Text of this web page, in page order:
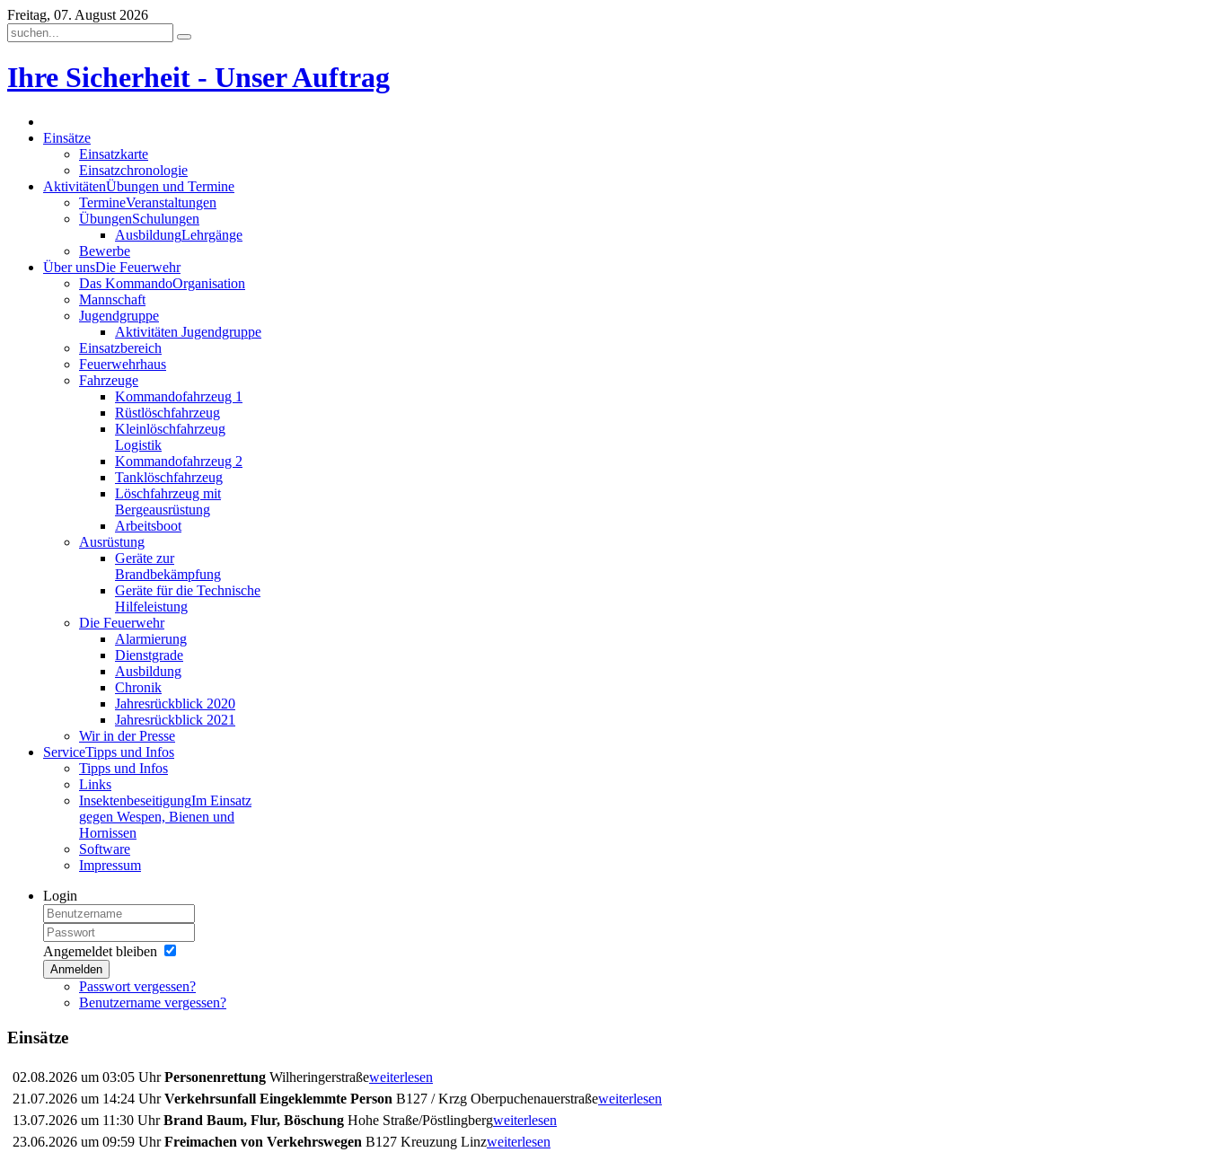
Freitag, 07. August 2026
Ihre Sicherheit - Unser Auftrag
Einsätze
Einsatzkarte
Einsatzchronologie
AktivitätenÜbungen und Termine
TermineVeranstaltungen
ÜbungenSchulungen
AusbildungLehrgänge
Bewerbe
Über unsDie Feuerwehr
Das KommandoOrganisation
Mannschaft
Jugendgruppe
Aktivitäten Jugendgruppe
Einsatzbereich
Feuerwehrhaus
Fahrzeuge
Kommandofahrzeug 1
Rüstlöschfahrzeug
Kleinlöschfahrzeug
Logistik
Kommandofahrzeug 2
Tanklöschfahrzeug
Löschfahrzeug mit
Bergeausrüstung
Arbeitsboot
Ausrüstung
Geräte zur
Brandbekämpfung
Geräte für die Technische
Hilfeleistung
Die Feuerwehr
Alarmierung
Dienstgrade
Ausbildung
Chronik
Jahresrückblick 2020
Jahresrückblick 2021
Wir in der Presse
ServiceTipps und Infos
Tipps und Infos
Links
InsektenbeseitigungIm Einsatz
gegen Wespen, Bienen und
Hornissen
Software
Impressum
Login
Angemeldet bleiben
Anmelden
Passwort vergessen?
Benutzername vergessen?
Einsätze
02.08.2026 um 03:05 UhrPersonenrettung Wilheringerstraßeweiterlesen
21.07.2026 um 14:24 UhrVerkehrsunfall Eingeklemmte Person B127 / Krzg Oberpuchenauerstraßeweiterlesen
13.07.2026 um 11:30 UhrBrand Baum, Flur, Böschung Hohe Straße/Pöstlingbergweiterlesen
23.06.2026 um 09:59 UhrFreimachen von Verkehrswegen B127 Kreuzung Linzweiterlesen